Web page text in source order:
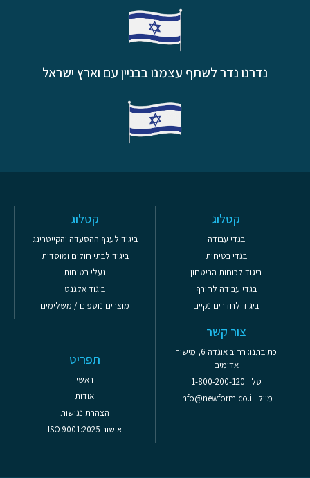
נדרנו נדר לשתף עצמנו בבניין עם וארץ ישראל
קטלוג
בגדי עבודה
בגדי בטיחות
ביגוד לכוחות הביטחון
בגדי עבודה לחורף
ביגוד לחדרים נקיים
קטלוג
ביגוד לענף ההסעדה והקייטרינג
ביגוד לבתי חולים ומוסדות
נעלי בטיחות
ביגוד אלגנט
מוצרים נוספים / משלימים
צור קשר
כתובתנו: רחוב אוגדה 6, מישור
אדומים
טל': 1-800-200-120
מייל: info@newform.co.il
תפריט
ראשי
אודות
הצהרת נגישות
אישור ISO 9001:2025